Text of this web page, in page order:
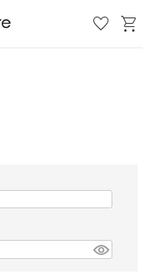
favorite shopping_cart